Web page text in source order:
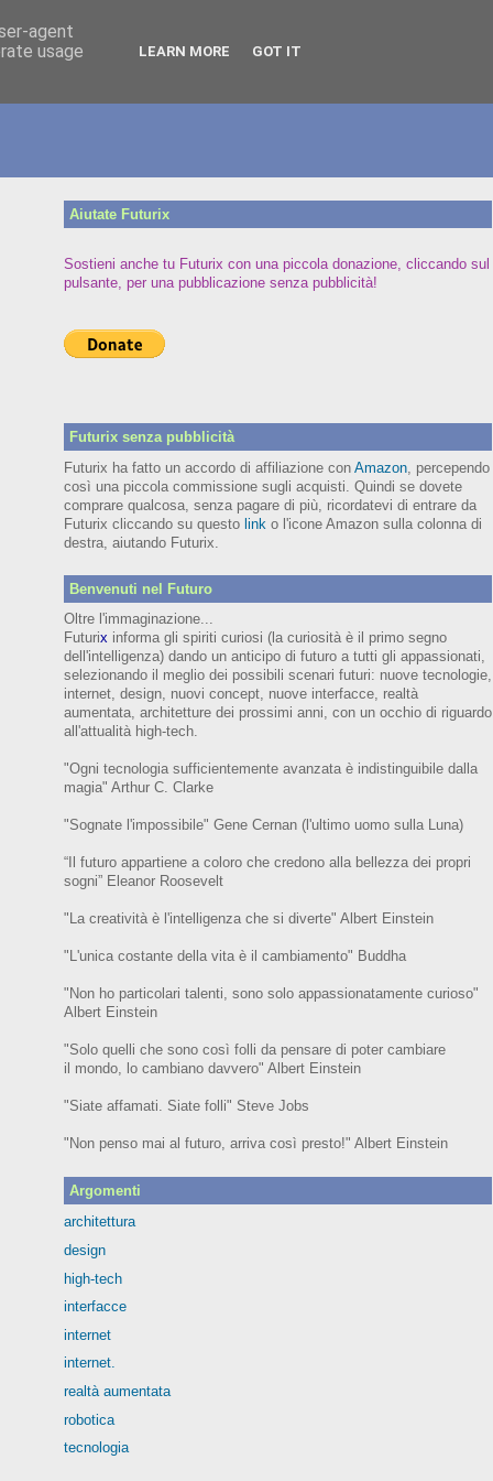
Aiutate Futurix
Sostieni anche tu Futurix con una piccola donazione, cliccando sul
pulsante, per una pubblicazione senza pubblicità!
Futurix senza pubblicità
Futurix ha fatto un accordo di affiliazione con Amazon, percependo
così una piccola commissione sugli acquisti. Quindi se dovete
comprare qualcosa, senza pagare di più, ricordatevi di entrare da
Futurix cliccando su questo link o l'icone Amazon sulla colonna di
destra, aiutando Futurix.
Benvenuti nel Futuro
Oltre l'immaginazione...
Futurix informa gli spiriti curiosi (la curiosità è il primo segno
dell'intelligenza)dando un anticipo di futuroa tutti gli appassionati,
selezionando il meglio dei possibili scenari futuri: nuove tecnologie,
internet, design, nuovi concept, nuove interfacce, realtà
aumentata, architetture dei prossimi anni, con un occhio di riguardo
all'attualità high-tech.
"Ogni tecnologia sufficientemente avanzata è indistinguibile dalla
magia" Arthur C. Clarke
"Sognate l'impossibile" Gene Cernan (l'ultimo uomo sulla Luna)
“Il futuro appartiene a coloro che credono alla bellezza dei propri
sogni” EleanorRoosevelt
"La creatività è l'intelligenza che si diverte" Albert Einstein
"L'unica costante della vita è il cambiamento" Buddha
"Non ho particolari talenti, sono solo appassionatamente curioso"
Albert Einstein
"Solo quelli che sono così folli da pensare di poter cambiare
il mondo, lo cambiano davvero" Albert Einstein
"Siate affamati. Siate folli" Steve Jobs
"Non penso mai al futuro, arriva così presto!" Albert Einstein
Argomenti
architettura
design
high-tech
interfacce
internet
internet.
realtà aumentata
robotica
tecnologia
agent
usage
LEARN MORE GOT IT